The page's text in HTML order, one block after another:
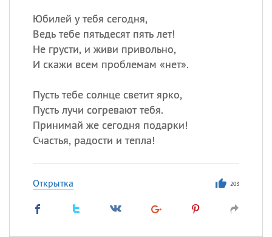
Юбилей у тебя сегодня,
Ведь тебе пятьдесят пять лет!
Не грусти, и живи привольно,
И скажи всем проблемам «нет».
Пусть тебе солнце светит ярко,
Пусть лучи согревают тебя.
Принимай же сегодня подарки!
Счастья, радости и тепла!
Открытка 203